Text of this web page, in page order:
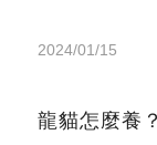
2024/01/15
龍貓怎麼養